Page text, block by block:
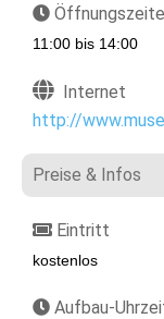
11:00 bis 14:00
Internet
http://
Preise & Infos
Eintritt
kostenlos
Aufbau-